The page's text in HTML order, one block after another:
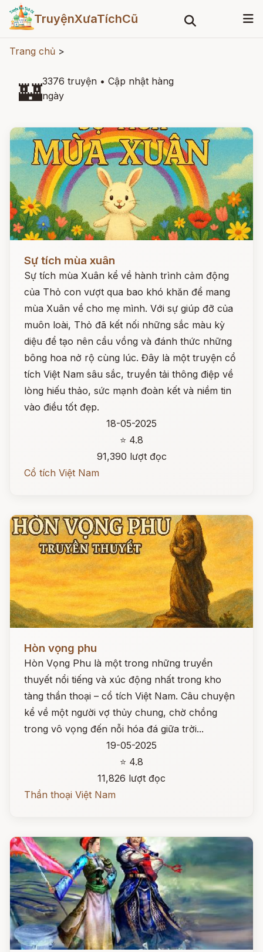
TruyệnXưaTíchCũ
Trang chủ >
🏰3376 truyện • Cập nhật hàng
ngày
Sự tích mùa xuân
Sự tích mùa Xuân kể về hành trình cảm động
của Thỏ con vượt qua bao khó khăn để mang
mùa Xuân về cho mẹ mình. Với sự giúp đỡ của
muôn loài, Thỏ đã kết nối những sắc màu kỳ
diệu để tạo nên cầu vồng và đánh thức những
bông hoa nở rộ cùng lúc. Đây là một truyện cổ
tích Việt Nam sâu sắc, truyền tải thông điệp về
lòng hiếu thảo, sức mạnh đoàn kết và niềm tin
vào điều tốt đẹp.
18-05-2025
⭐ 4.8
91,390 lượt đọc
Cổ tích Việt Nam
Hòn vọng phu
Hòn Vọng Phu là một trong những truyền
thuyết nổi tiếng và xúc động nhất trong kho
tàng thần thoại – cổ tích Việt Nam. Câu chuyện
kể về một người vợ thủy chung, chờ chồng
trong vô vọng đến nỗi hóa đá giữa trời...
19-05-2025
⭐ 4.8
11,826 lượt đọc
Thần thoại Việt Nam